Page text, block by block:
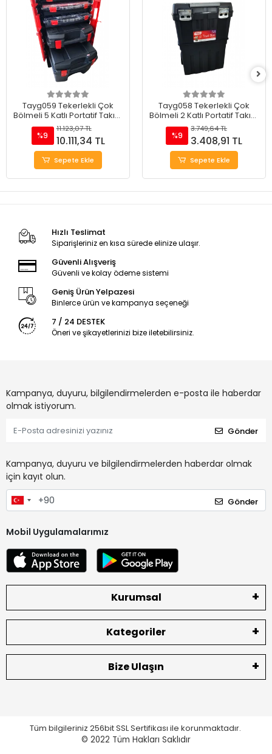
Tayg059 Tekerlekli Çok
Bölmeli 5 Katlı Portatif Takım
Çantası 20"
%9
11.123,07 TL
10.111,34 TL
Sepete Ekle
Tayg058 Tekerlekli Çok
Bölmeli 2 Katlı Portatif Takım
Çantası 18.5"
%9
3.749,64 TL
3.408,91 TL
Sepete Ekle
Hızlı Teslimat
Siparişleriniz en kısa sürede elinize ulaşır.
Güvenli Alışveriş
Güvenli ve kolay ödeme sistemi
Geniş Ürün Yelpazesi
Binlerce ürün ve kampanya seçeneği
7 / 24 DESTEK
Öneri ve şikayetlerinizi bize iletebilirsiniz.
Kampanya, duyuru, bilgilendirmelerden e-posta ile haberdar
olmak istiyorum.
Gönder
Kampanya, duyuru ve bilgilendirmelerden haberdar olmak
için kayıt olun.
Gönder
Mobil Uygulamalarımız
Kurumsal
Kategoriler
Bize Ulaşın
Tüm bilgileriniz 256bit SSL Sertifikası ile korunmaktadır.
© 2022 Tüm Hakları Saklıdır